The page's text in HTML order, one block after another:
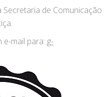
de Comunicação
e-mail para: g-